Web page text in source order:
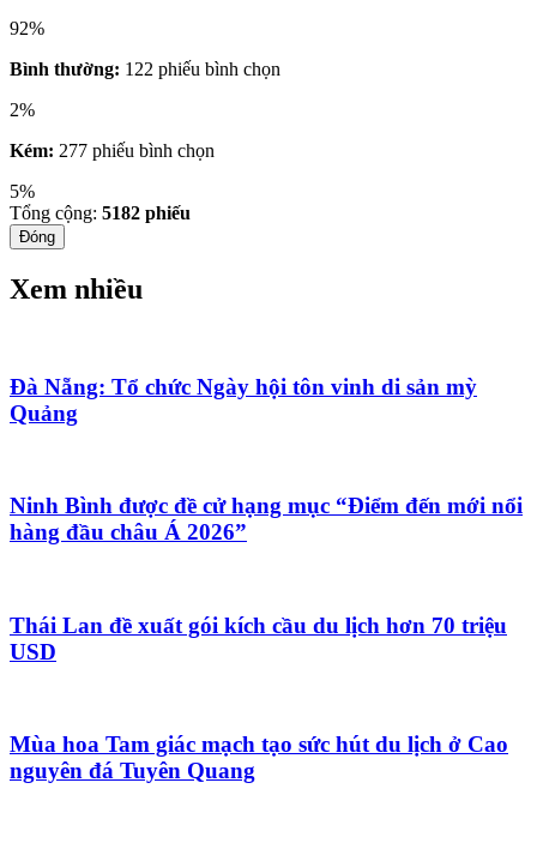
92%
Bình thường: 122 phiếu bình chọn
2%
Kém: 277 phiếu bình chọn
5%
Tổng cộng: 5182 phiếu
Đóng
Xem nhiều
Đà Nẵng: Tổ chức Ngày hội tôn vinh di sản mỳ
Quảng
Ninh Bình được đề cử hạng mục “Điểm đến mới nổi
hàng đầu châu Á 2026”
Thái Lan đề xuất gói kích cầu du lịch hơn 70 triệu
USD
Mùa hoa Tam giác mạch tạo sức hút du lịch ở Cao
nguyên đá Tuyên Quang